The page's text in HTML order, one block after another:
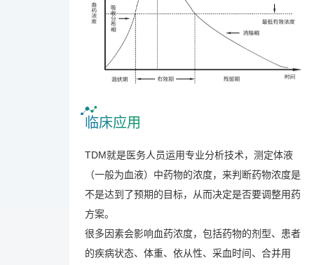
临床应用
TDM就是医务人员运用专业分析技术，测定体液
（一般为血液）中药物的浓度，来判断药物浓度是
不是达到了预期的目标，从而决定是否要调整用药
方案。
很多因素会影响血药浓度，包括药物的剂型、患者
的疾病状态、体重、依从性、采血时间、合并用